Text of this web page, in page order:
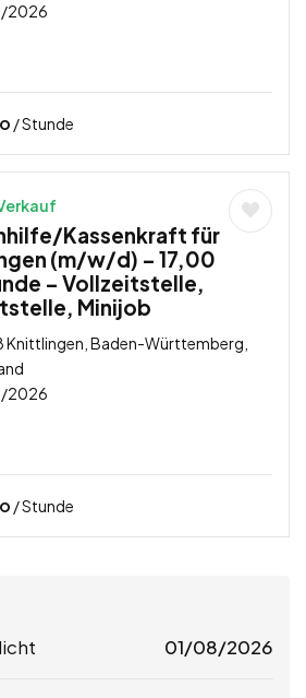
2026
/ Stunde
Kassenkraft für
(m/w/d) – 17,00
– Vollzeitstelle,
Minijob
Knittlingen, Baden-Württemberg,
2026
/ Stunde
01/08/2026